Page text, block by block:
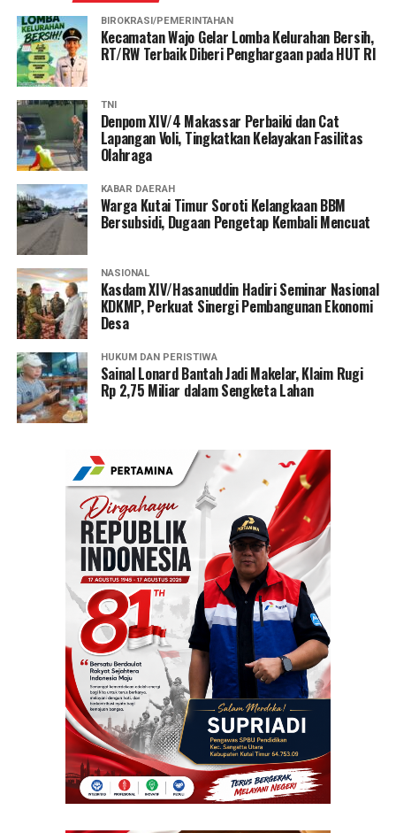
BIROKRASI/PEMERINTAHAN
Kecamatan Wajo Gelar Lomba Kelurahan Bersih,
RT/RW Terbaik Diberi Penghargaan pada HUT RI
TNI
Denpom XIV/4 Makassar Perbaiki dan Cat
Lapangan Voli, Tingkatkan Kelayakan Fasilitas
Olahraga
KABAR DAERAH
Warga Kutai Timur Soroti Kelangkaan BBM
Bersubsidi, Dugaan Pengetap Kembali Mencuat
NASIONAL
Kasdam XIV/Hasanuddin Hadiri Seminar Nasional
KDKMP, Perkuat Sinergi Pembangunan Ekonomi
Desa
HUKUM DAN PERISTIWA
Sainal Lonard Bantah Jadi Makelar, Klaim Rugi
Rp 2,75 Miliar dalam Sengketa Lahan